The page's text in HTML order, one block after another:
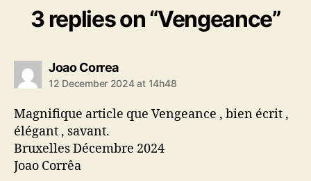
3 replies on “Vengeance”
Joao Correasays:
12 December 2024 at 14h48
Magnifique article que Vengeance , bien écrit ,
élégant , savant.
Bruxelles Décembre 2024
Joao Corrêa